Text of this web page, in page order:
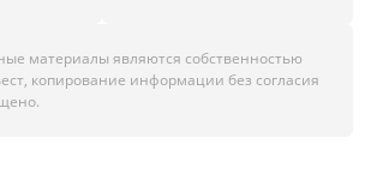
материалы являются собственностью
копирование информации без согласия